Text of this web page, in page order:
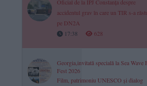
Oficial de la IPJ Constanța despre
accidentul grav în care un TIR s-a
pe DN2A
17:38
628
Georgia,invitată specială la Sea Wave
Fest 2026
Film, patrimoniu UNESCO și dialog